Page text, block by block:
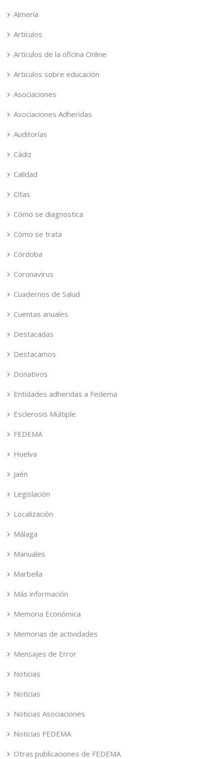
Almería
Artículos
Articulos de la oficina Online
Articulos sobre educación
Asociaciones
Asociaciones Adheridas
Auditorías
Cádiz
Calidad
Citas
Cómo se diagnostica
Cómo se trata
Córdoba
Coronavirus
Cuadernos de Salud
Cuentas anuales
Destacadas
Destacamos
Donativos
Entidades adheridas a Fedema
Esclerosis Múltiple
FEDEMA
Huelva
Jaén
Legislación
Localización
Málaga
Manuales
Marbella
Más información
Memoria Económica
Memorias de actividades
Mensajes de Error
Noticias
Noticias
Noticias Asociaciones
Noticias FEDEMA
Otras publicaciones de FEDEMA